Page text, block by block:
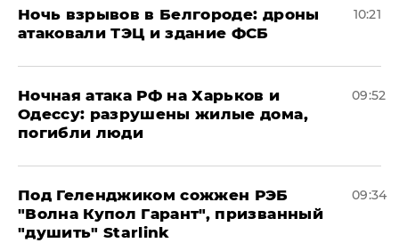
​Ночь взрывов в Белгороде: дроны
атаковали ТЭЦ и здание ФСБ
10:21
​Ночная атака РФ на Харьков и
Одессу: разрушены жилые дома,
погибли люди
09:52
Под Геленджиком сожжен РЭБ
"Волна Купол Гарант", призванный
"душить" Starlink
09:34